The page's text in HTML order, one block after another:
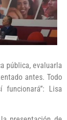
pública, evaluarla
antes. Todo
Lisa